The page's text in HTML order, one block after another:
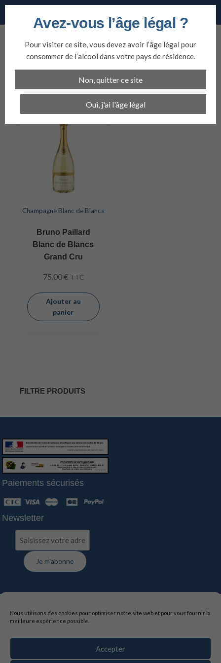
Nous utilisons des cookies pour optimiser notre site web et pour vous fournir la
meilleure expérience possible.
Accepter
Bruno Paillard Blanc
de Blancs Grand Cru
Champagne Blanc de Blancs
Bruno Paillard
Blanc de Blancs
Grand Cru
75,00 € TTC
Ajouter au
panier
FILTRE PRODUITS
Paiements sécurisés
Newsletter
- Contact Livraison - Suivi de commande
Mentions légales
Conditions générales de vente
La vente d’alcool est interdite aux mineurs de moins de
Avez-vous l’âge légal ?
Pour visiter ce site, vous devez avoir l’âge légal pour
consommer de l’alcool dans votre pays de résidence.
Non, quitter ce site
Oui, j'ai l'âge légal